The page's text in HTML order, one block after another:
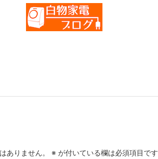
ありません。 ※ が付いている欄は必須項目です